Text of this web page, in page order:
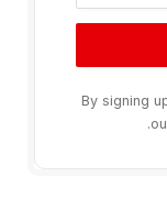
By signing